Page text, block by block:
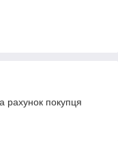
рахунок покупця